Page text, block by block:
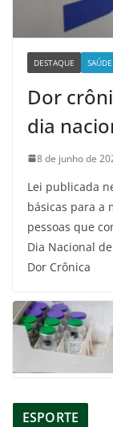
DESTAQUE SAÚDE
Dor
dia
8 de junho de
Lei publicada
básicas para a
pessoas que
Dia Nacional
Dor Crônica
ESPORTE